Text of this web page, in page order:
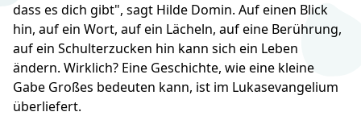
dass es dich gibt", sagt Hilde Domin. Auf einen Blick
hin, auf ein Wort, auf ein Lächeln, auf eine Berührung,
auf ein Schulterzucken hin kann sich ein Leben
ändern. Wirklich? Eine Geschichte, wie eine kleine
Gabe Großes bedeuten kann, ist im Lukasevangelium
überliefert.